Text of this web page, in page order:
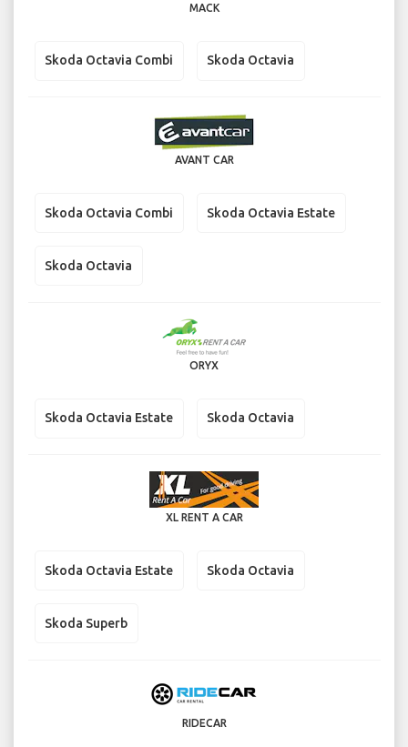
MACK
Skoda Octavia Combi Skoda Octavia
AVANT CAR
Skoda Octavia Combi Skoda Octavia Estate
Skoda Octavia
ORYX
Skoda Octavia Estate Skoda Octavia
XL RENT A CAR
Skoda Octavia Estate Skoda Octavia
Skoda Superb
RIDECAR